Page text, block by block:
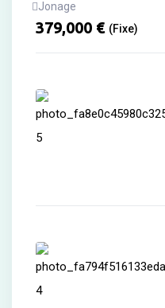
Jonage
379,000 € (Fixe)